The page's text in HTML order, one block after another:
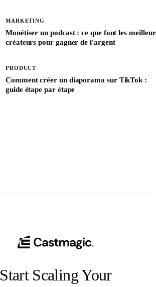
MARKETING
Monétiser un podcast : ce que font les
créateurs pour gagner de l'argent
PRODUCT
Comment créer un diaporama sur TikTok :
guide étape par étape
Start Scaling Your